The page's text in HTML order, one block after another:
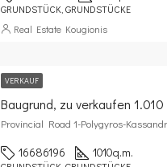
GRUNDSTÜCK, GRUNDSTÜCKE
Real Estate Kougionis
VERKAUF
Baugrund, zu verkaufen
Provincial Road 1-Polygyros-
16686196 1010q.m.